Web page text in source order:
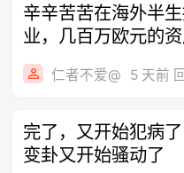
辛辛苦苦在海外半
业，几百万欧元的
子，
仁者不爱@ 5 天前
完了，又开始犯病
变卦又开始骚动了